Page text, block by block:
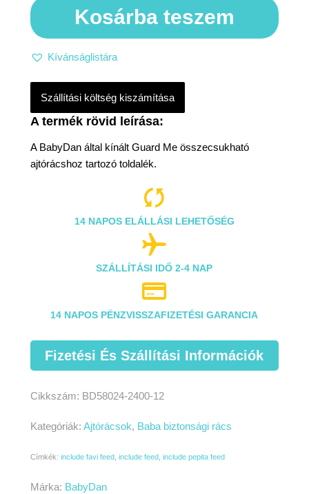
A BabyDan által kínált Guard Me összecsukható
ajtórácshoz tartozó toldalék.
Kosárba teszem
Kívánságlistára
Szállítási költség kiszámítása

14 NAPOS ELÁLLÁSI LEHETŐSÉG

SZÁLLÍTÁSI IDŐ 2-4 NAP

14 NAPOS PÉNZVISSZAFIZETÉSI GARANCIA
Fizetési És Szállítási Információk
Cikkszám: BD58024-2400-12
Kategóriák: Ajtórácsok, Baba biztonsági rács
Címkék: include favi feed include feed include pepita feed
Márka: BabyDan